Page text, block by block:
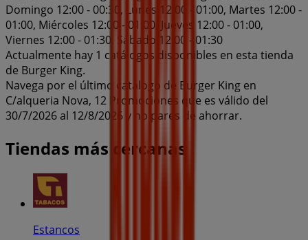
Domingo 12:00 - 00:30, Lunes 12:00 - 01:00, Martes 12:00 -
01:00, Miércoles 12:00 - 01:00, Jueves 12:00 - 01:00,
Viernes 12:00 - 01:30, Sábado 12:00 - 01:30
Actualmente hay 1 catálogos disponibles en esta tienda
de Burger King.
Navega por el último catálogo de Burger King en
C/alqueria Nova, 12 Promociones que es válido del
30/7/2026 al 12/8/2026 y no pares de ahorrar.
Tiendas más cercanas
Estancos